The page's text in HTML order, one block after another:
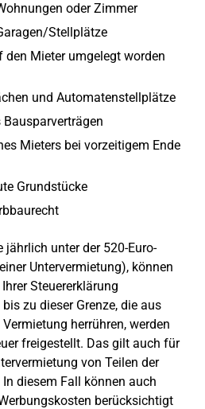
oder Zimmer
Stellplätze
den Mieter umgelegt worden
und Automatenstellplätze
Mieters bei vorzeitigem Ende
Grundstücke
jährlich unter der 520-Euro-
Untervermietung), können
Steuererklärung
zu dieser Grenze, die aus
herrühren, werden
freigestellt. Das gilt auch für
von Teilen der
diesem Fall können auch
berücksichtigt